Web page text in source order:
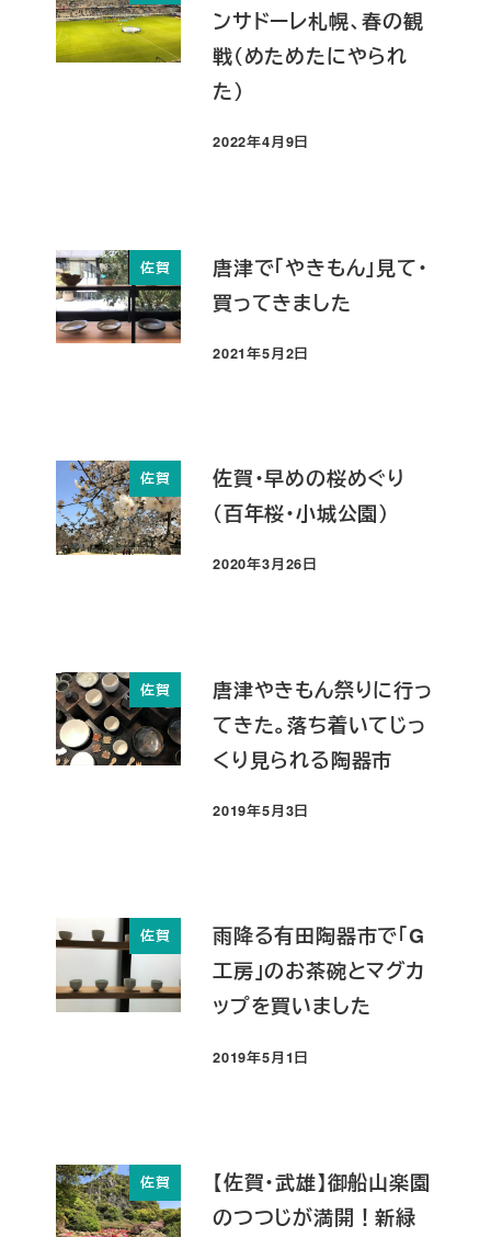
ンサドーレ札幌、春の観
戦（めためたにやられ
た）
投稿日
2022年4月9日
佐賀
唐津で「やきもん」見て・
買ってきました
投稿日
2021年5月2日
佐賀
佐賀・早めの桜めぐり
（百年桜・小城公園）
投稿日
2020年3月26日
佐賀
唐津やきもん祭りに行っ
てきた。落ち着いてじっ
くり見られる陶器市
投稿日
2019年5月3日
佐賀
雨降る有田陶器市で「G
工房」のお茶碗とマグカ
ップを買いました
投稿日
2019年5月1日
佐賀
【佐賀・武雄】御船山楽園
のつつじが満開！新緑